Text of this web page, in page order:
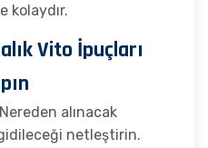
kolaydır.
Vito İpuçları
alınacak
netleştirin.